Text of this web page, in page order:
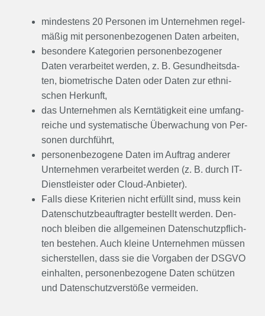
min­des­tens 20 Per­so­nen im Unter­neh­men regel­
mä­ßig mit per­so­nen­be­zo­ge­nen Daten arbei­ten,
beson­de­re Kate­go­rien per­so­nen­be­zo­ge­ner
Daten ver­ar­bei­tet wer­den, z. B. Gesund­heits­da­
ten, bio­me­tri­sche Daten oder Daten zur eth­ni­
schen Her­kunft,
das Unter­neh­men als Kern­tä­tig­keit eine umfang­
rei­che und sys­te­ma­ti­sche Über­wa­chung von Per­
so­nen durch­führt,
per­so­nen­be­zo­ge­ne Daten im Auf­trag ande­rer
Unter­neh­men ver­ar­bei­tet wer­den (z. B. durch IT-
Dienst­leis­ter oder Cloud-Anbie­ter).
Falls die­se Kri­te­ri­en nicht erfüllt sind, muss kein
Daten­schutz­be­auf­trag­ter bestellt wer­den. Den­
noch blei­ben die all­ge­mei­nen Daten­schutz­pflich­
ten bestehen. Auch klei­ne Unter­neh­men müs­sen
sicher­stel­len, dass sie die Vor­ga­ben der DSGVO
ein­hal­ten, per­so­nen­be­zo­ge­ne Daten schüt­zen
und Daten­schutz­ver­stö­ße ver­mei­den.